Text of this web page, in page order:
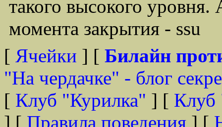
такого высокого
момента закрытия - ssu
[ Ячейки ] [ Билайн
"На чердачке" - блог
[ Клуб "Курилка" ] [ Клуб
] [ Правила поведения ] [